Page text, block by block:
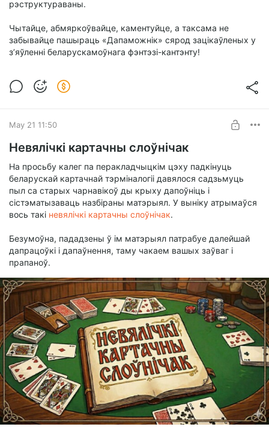
рэструктураваны.
Чытайце, абмяркоўвайце, каментуйце, а таксама не
забывайце пашыраць «Дапаможнік» сярод зацікаўленых у
з’яўленні беларускамоўнага фэнтэзі-кантэнту!
May 21 11:50
Невялічкі картачны слоўнічак
На просьбу калег па перакладчыцкім цэху падкінуць
беларускай картачнай тэрміналогіі давялося садзьмуць
пыл са старых чарнавікоў ды крыху дапоўніць і
сістэматызаваць назбіраны матэрыял. У выніку атрымаўся
вось такі невялічкі картачны слоўнічак.
Безумоўна, пададзены ў ім матэрыял патрабуе далейшай
дапрацоўкі і дапаўнення, таму чакаем вашых заўваг і
прапаноў.